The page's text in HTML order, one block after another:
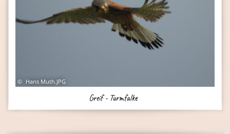
Hans Muth.JPG
Greif - Turmfalke